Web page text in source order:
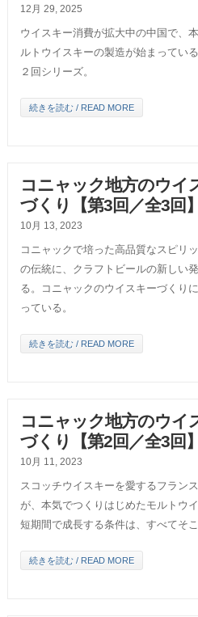
12月 29, 2025
ウイスキー消費が拡大中の中国で、
ルトウイスキーの製造が始まってい
２回シリーズ。
続きを読む / READ MORE
コニャック地方のウイ
づくり【第3回／全3回】
10月 13, 2023
コニャックで培った高品質なスピリ
の伝統に、クラフトビールの新しい
る。コニャックのウイスキーづくり
っている。
続きを読む / READ MORE
コニャック地方のウイ
づくり【第2回／全3回】
10月 11, 2023
スコッチウイスキーを愛するフラン
が、本気でつくりはじめたモルトウイ
短期間で成長する条件は、すべてそこ
続きを読む / READ MORE